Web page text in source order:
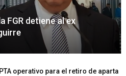
FGR detiene al ex
operativo para el retiro de aparta